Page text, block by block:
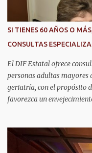
SI TIENES 60 AÑOS O
CONSULTAS
El DIF Estatal ofrece
personas adultas mayores
geriatría, con el propósito
favorezca un
fundamentalmente en la
de las enfermedades más